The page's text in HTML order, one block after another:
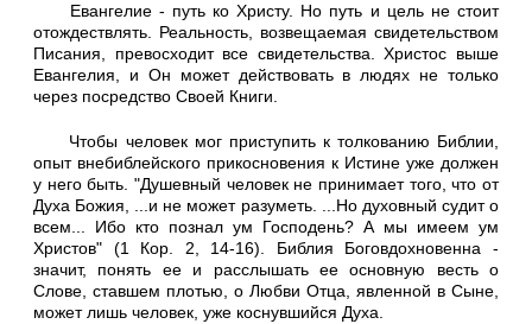
Евангелие - путь ко Христу. Но путь и цель не стоит
отождествлять. Реальность, возвещаемая свидетельством
Писания, превосходит все свидетельства. Христос выше
Евангелия, и Он может действовать в людях не только
через посредство Своей Книги.
Чтобы человек мог приступить к толкованию Библии,
опыт внебиблейского прикосновения к Истине уже должен
у него быть. "Душевный человек не принимает того, что от
Духа Божия, ...и не может разуметь. ...Но духовный судит о
всем... Ибо кто познал ум Господень? А мы имеем ум
Христов" (1 Кор. 2, 14-16). Библия Боговдохновенна -
значит, понять ее и расслышать ее основную весть о
Слове, ставшем плотью, о Любви Отца, явленной в Сыне,
может лишь человек, уже коснувшийся Духа.